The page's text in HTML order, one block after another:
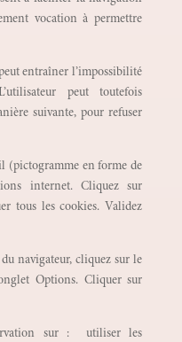
vocation à permettre
entraîner l’impossibilité
peut toutefois
suivante, pour refuser
(pictogramme en forme de
internet. Cliquez sur
tous les cookies. Validez
navigateur, cliquez sur le
Options. Cliquer sur
sur : utiliser les